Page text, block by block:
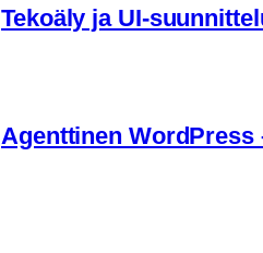
Tekoäly ja UI-
Agenttinen